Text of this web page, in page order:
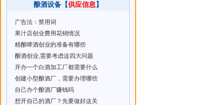
酿酒设备【供应信息】
广告法：禁用词
果汁店创业费用花销情况
精酿啤酒创业的准备有哪些
酿酒创业,需要考虑这四大问题
开办一个白酒加工厂都需要什么
创建小型酿酒厂，需要办理哪些
自己办个酿酒厂赚钱吗
想开自己的酒厂？先要做好这关